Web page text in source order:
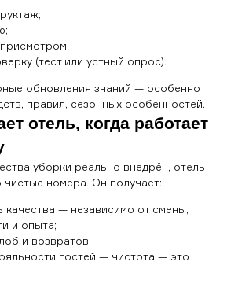
(тест или устный опрос).
обновления знаний — особенно
правил, сезонных особенностей.
отель, когда работает
уборки реально внедрён, отель
чистые номера. Он получает:
качества — независимо от смены,
и опыта;
и возвратов;
гостей — чистота — это